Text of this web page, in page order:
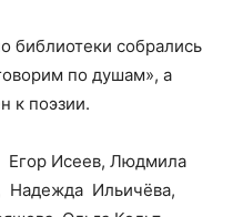
библиотеки собрались
по душам», а
к поэзии.
Егор Исеев, Людмила
Надежда Ильичёва,